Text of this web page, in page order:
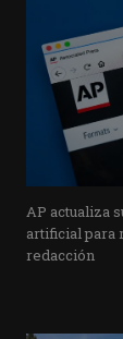
AP actualiza
artificial para
redacción